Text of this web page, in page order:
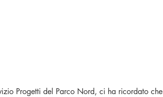
Progetti del Parco Nord, ci ha ricordato che